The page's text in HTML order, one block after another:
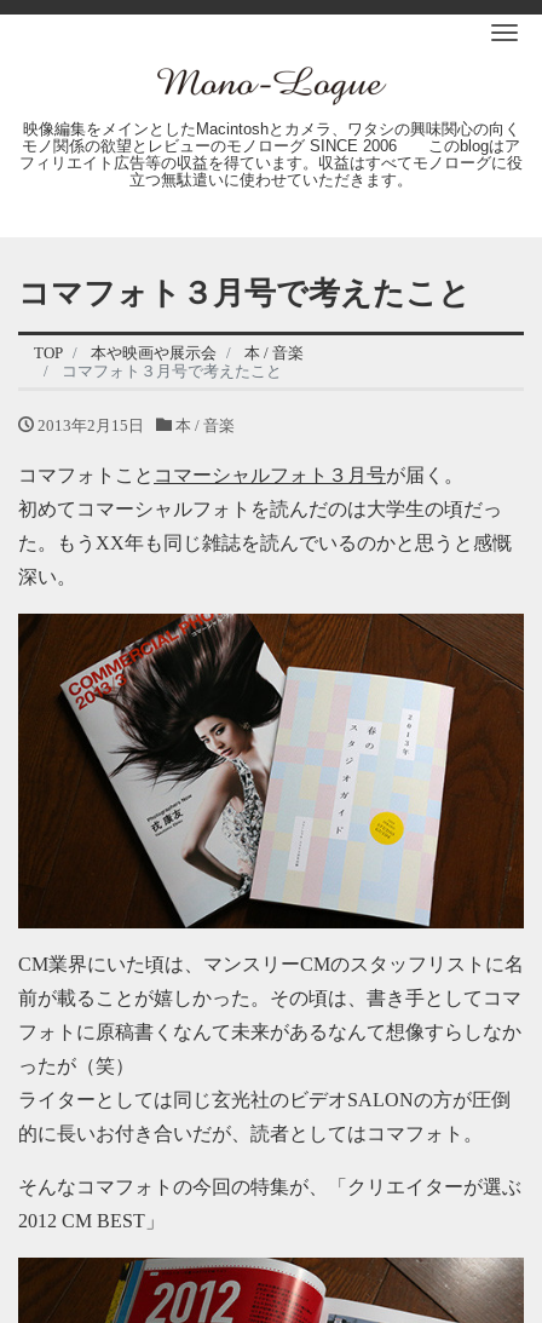
映像編集をメインとしたMacintoshとカメラ、ワタシの興味関心の向く
モノ関係の欲望とレビューのモノローグ SINCE 2006 このblogはア
フィリエイト広告等の収益を得ています。収益はすべてモノローグに役
立つ無駄遣いに使わせていただきます。
コマフォト３月号で考えたこと
TOP 本や映画や展示会
本 / 音楽
コマフォト３月号で考えたこと
2013年2月15日 本 / 音楽
コマフォトこと コマーシャルフォト３月号が届く。
初めてコマーシャルフォトを読んだのは大学生の頃だっ
た。もうXX年も同じ雑誌を読んでいるのかと思うと感慨
深い。
CM業界にいた頃は、マンスリーCMのスタッフリストに名
前が載ることが嬉しかった。その頃は、書き手としてコマ
フォトに原稿書くなんて未来があるなんて想像すらしなか
ったが（笑）
ライターとしては同じ玄光社のビデオSALONの方が圧倒
的に長いお付き合いだが、読者としてはコマフォト。
そんなコマフォトの今回の特集が、「クリエイターが選ぶ
2012 CM BEST」